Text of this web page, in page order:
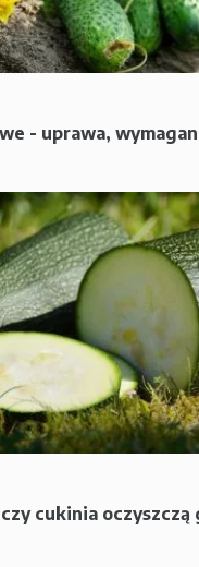
- uprawa,
cukinia oczyszczą